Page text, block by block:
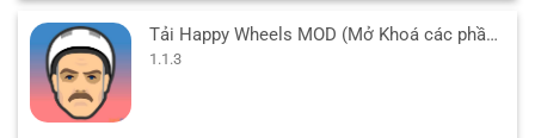
Tải Happy Wheels MOD (Mở Khoá các phần chơi, No ADS) 1.1.3 APK
1.1.3